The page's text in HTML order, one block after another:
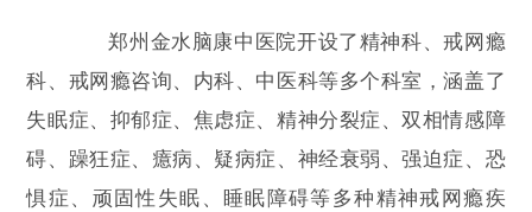
郑州金水脑康中医院开设了精神科、戒网瘾
科、戒网瘾咨询、内科、中医科等多个科室，涵盖了
失眠症、抑郁症、焦虑症、精神分裂症、双相情感障
碍、躁狂症、癔病、疑病症、神经衰弱、强迫症、恐
惧症、顽固性失眠、睡眠障碍等多种精神戒网瘾疾